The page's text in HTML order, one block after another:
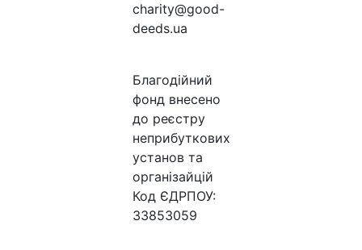
charity@good-
deeds.ua
Благодійний
фонд внесено
до реєстру
неприбуткових
установ та
організайцій
Код ЄДРПОУ:
33853059